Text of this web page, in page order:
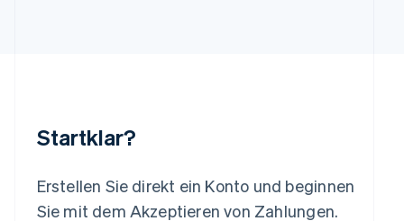
Startklar?
Erstellen Sie direkt ein Konto und beginnen
Sie mit dem Akzeptieren von Zahlungen.
English
Español English
Neuseeland
English